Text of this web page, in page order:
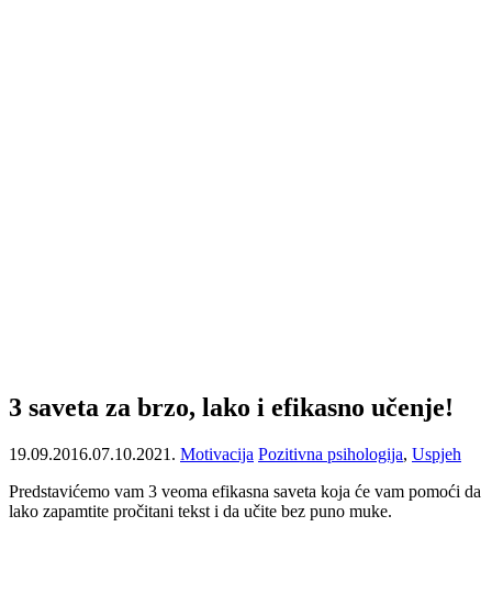
3 saveta za brzo, lako i efikasno učenje!
19.09.2016.07.10.2021. Motivacija Pozitivna psihologija, Uspjeh
Predstavićemo vam 3 veoma efikasna saveta koja će vam pomoći da
lako zapamtite pročitani tekst i da učite bez puno muke.